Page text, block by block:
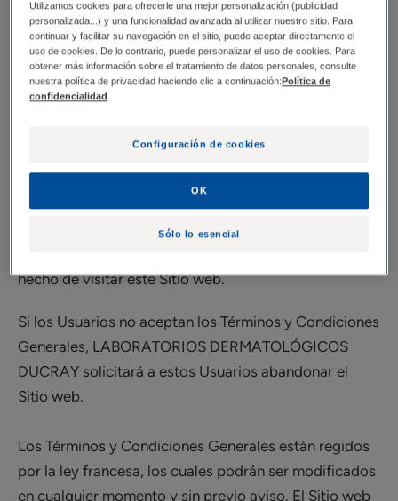
El propósito de estos términos y condiciones
generales de uso (en lo sucesivo, los "Términos y
Condiciones Generales") es definir los términos y
condiciones que regulan el uso y acceso al Sitio web
DUCRAY® (en lo sucesivo, "LABORATORIOS
DERMATOLÓGICOS DUCRAY"), marca comercial
propiedad de PIERRE FABRE DERMO-COSMETIQUE
(en adelante, "PFDC"), cuyos usuarios (en lo sucesivo,
hecho de visitar este Sitio web.
Si los Usuarios no aceptan los Términos y Condiciones
Generales, LABORATORIOS DERMATOLÓGICOS
DUCRAY solicitará a estos Usuarios abandonar el
Sitio web.
Los Términos y Condiciones Generales están regidos
por la ley francesa, los cuales podrán ser modificados
en cualquier momento y sin previo aviso. El Sitio web
Utilizamos cookies para ofrecerle una mejor personalización (publicidad
personalizada...) y una funcionalidad avanzada al utilizar nuestro sitio. Para
continuar y facilitar su navegación en el sitio, puede aceptar directamente el
uso de cookies. De lo contrario, puede personalizar el uso de cookies. Para
obtener más información sobre el tratamiento de datos personales, consulte
nuestra política de privacidad haciendo clic a continuación:Política de
confidencialidad
Configuración de cookies
Sólo lo esencial
OK